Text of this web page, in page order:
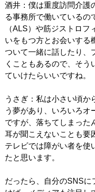
酒井：僕は重度訪問介護
る事務所で働いているの
（ALS）や筋ジストロ
いをもつ方とお会いする
ついて一緒に話したり、
くこともあるので、そう
ていけたらいいですね。
うさぎ：私は小さい頃か
う夢があり、いろいろオ
ですが、落ちてしまった
耳が聞こえないことも要
テレビでは障がい者を使
たと思います。
だったら、自分のSNSに